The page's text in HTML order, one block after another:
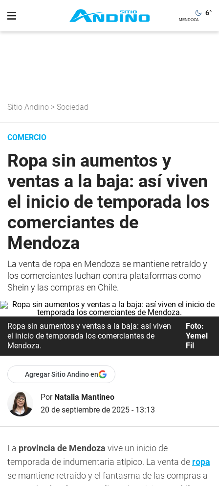
6°
Sitio Andino > Sociedad
COMERCIO
Ropa sin aumentos y
ventas a la baja: así viven
el inicio de temporada los
comerciantes de
Mendoza
La venta de ropa en Mendoza se mantiene retraído y
los comerciantes luchan contra plataformas como
Shein y las compras en Chile.
Ropa sin aumentos y ventas a la baja: así viven
el inicio de temporada los comerciantes de
Mendoza.
Foto:
Yemel
Fil
Agregar Sitio Andino en
Por Natalia Mantineo
20 de septiembre de 2025 - 13:13
La provincia de Mendoza vive un inicio de
temporada de indumentaria atípico. La venta de ropa
se mantiene retraído y el fantasma de las compras a